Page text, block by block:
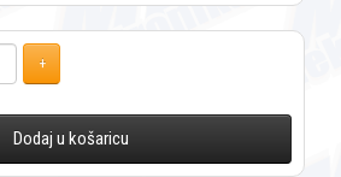
Dodaj u košaricu